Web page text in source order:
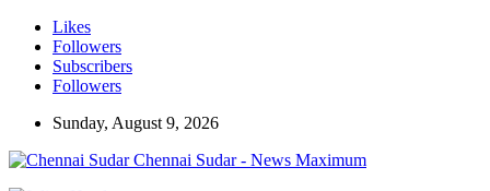
Likes
Followers
Subscribers
Followers
Sunday, August 9, 2026
Chennai Sudar - News Maximum